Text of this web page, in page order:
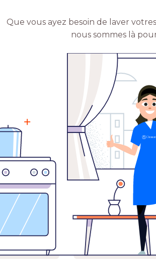
Que vous ayez besoin de laver
nous sommes là